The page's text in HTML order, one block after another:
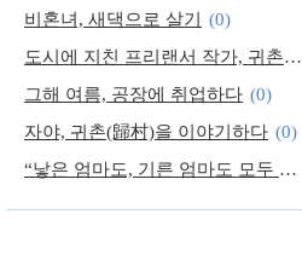
비혼녀, 새댁으로 살기
(0)
도시에 지친 프리랜서 작가, 귀촌하다
그해 여름, 공장에 취업하다 (0)
자야, 귀촌(歸村)을 이야기하다 (0)
“낳은 엄마도, 기른 엄마도 모두 엄마야!”
엄마가 된 ‘동성 커플’의 양육이야기